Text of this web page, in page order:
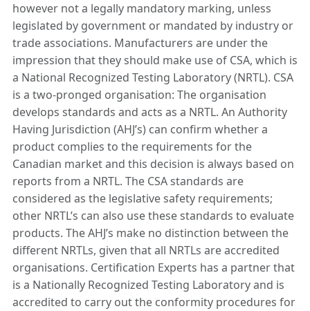
however not a legally mandatory marking, unless
legislated by government or mandated by industry or
trade associations. Manufacturers are under the
impression that they should make use of CSA, which is
a National Recognized Testing Laboratory (NRTL). CSA
is a two-pronged organisation: The organisation
develops standards and acts as a NRTL. An Authority
Having Jurisdiction (AHJ’s) can confirm whether a
product complies to the requirements for the
Canadian market and this decision is always based on
reports from a NRTL. The CSA standards are
considered as the legislative safety requirements;
other NRTL’s can also use these standards to evaluate
products. The AHJ’s make no distinction between the
different NRTLs, given that all NRTLs are accredited
organisations. Certification Experts has a partner that
is a Nationally Recognized Testing Laboratory and is
accredited to carry out the conformity procedures for